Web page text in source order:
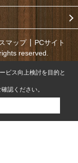
マップ
PCサイト
reserved.
ビス向上検討を目的と
認ください。